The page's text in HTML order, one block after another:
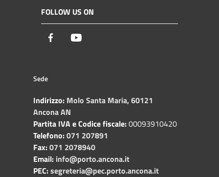
FOLLOW US ON
Facebook
Sede
Indirizzo: Molo Santa Maria, 60121
Ancona AN
Partita IVA e Codice fiscale:00093910420
Telefono:071 207891
Fax:071 2078940
Email: info@porto.ancona.it
PEC:segreteria@pec.porto.ancona.it